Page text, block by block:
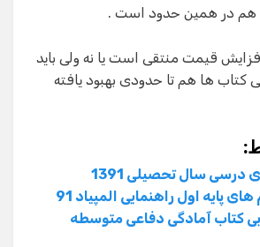
هم در همین حدود است .
قیمت منتقی است یا نه ولی باید
ها هم تا حدودی بهبود یافته
سال تحصیلی 1391
پایه اول راهنمایی المپیاد 91
کتاب آمادگی دفاعی متوسطه